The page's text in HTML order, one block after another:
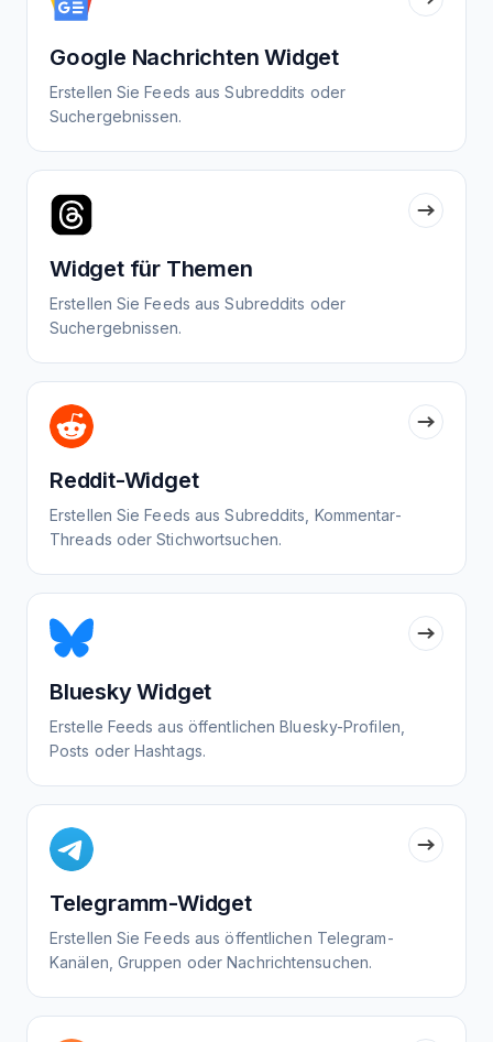
Google Nachrichten Widget
Erstellen Sie Feeds aus Subreddits oder
Suchergebnissen.
Widget für Themen
Erstellen Sie Feeds aus Subreddits oder
Suchergebnissen.
Reddit-Widget
Erstellen Sie Feeds aus Subreddits, Kommentar-
Threads oder Stichwortsuchen.
Bluesky Widget
Erstelle Feeds aus öffentlichen Bluesky-Profilen,
Posts oder Hashtags.
Telegramm-Widget
Erstellen Sie Feeds aus öffentlichen Telegram-
Kanälen, Gruppen oder Nachrichtensuchen.